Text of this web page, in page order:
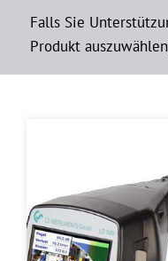
Falls Sie
Produkt